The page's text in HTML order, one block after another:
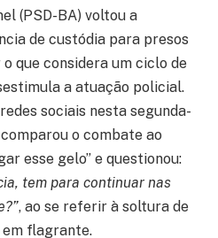
(PSD-BA) voltou a
de custódia para presos
que considera um ciclo de
a atuação policial.
sociais nesta segunda-
o combate ao
esse gelo” e questionou:
tem para continuar nas
, ao se referir à soltura de
em flagrante.